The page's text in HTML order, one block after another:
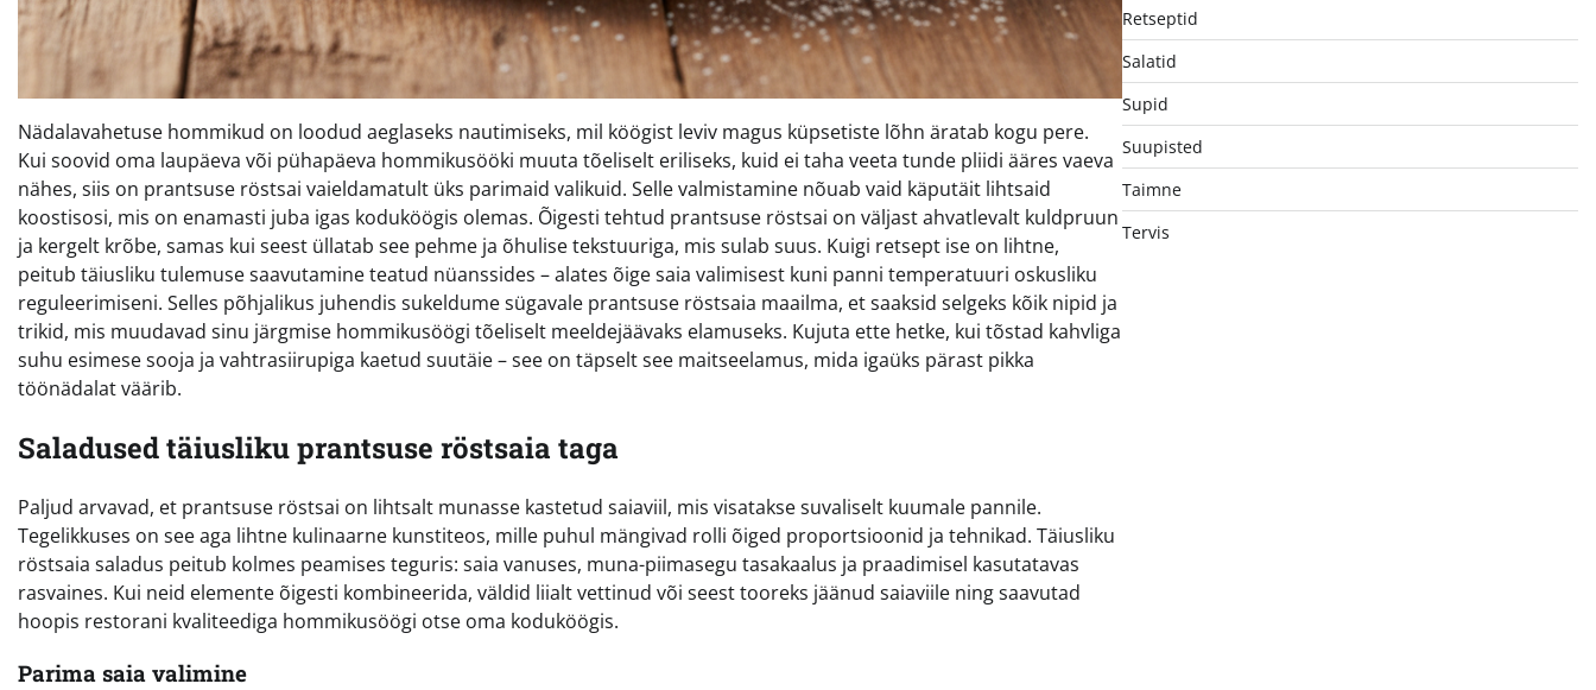
Nädalavahetuse hommikud on loodud aeglaseks nautimiseks, mil köögist leviv magus küpsetiste lõhn äratab kogu pere.
Kui soovid oma laupäeva või pühapäeva hommikusööki muuta tõeliselt eriliseks, kuid ei taha veeta tunde pliidi ääres vaeva
nähes, siis on prantsuse röstsai vaieldamatult üks parimaid valikuid. Selle valmistamine nõuab vaid käputäit lihtsaid
koostisosi, mis on enamasti juba igas koduköögis olemas. Õigesti tehtud prantsuse röstsai on väljast ahvatlevalt kuldpruun
ja kergelt krõbe, samas kui seest üllatab see pehme ja õhulise tekstuuriga, mis sulab suus. Kuigi retsept ise on lihtne,
peitub täiusliku tulemuse saavutamine teatud nüanssides – alates õige saia valimisest kuni panni temperatuuri oskusliku
reguleerimiseni. Selles põhjalikus juhendis sukeldume sügavale prantsuse röstsaia maailma, et saaksid selgeks kõik nipid ja
trikid, mis muudavad sinu järgmise hommikusöögi tõeliselt meeldejäävaks elamuseks. Kujuta ette hetke, kui tõstad kahvliga
suhu esimese sooja ja vahtrasiirupiga kaetud suutäie – see on täpselt see maitseelamus, mida igaüks pärast pikka
töönädalat väärib.
Saladused täiusliku prantsuse röstsaia taga
Paljud arvavad, et prantsuse röstsai on lihtsalt munasse kastetud saiaviil, mis visatakse suvaliselt kuumale pannile.
Tegelikkuses on see aga lihtne kulinaarne kunstiteos, mille puhul mängivad rolli õiged proportsioonid ja tehnikad. Täiusliku
röstsaia saladus peitub kolmes peamises teguris: saia vanuses, muna-piimasegu tasakaalus ja praadimisel kasutatavas
rasvaines. Kui neid elemente õigesti kombineerida, väldid liialt vettinud või seest tooreks jäänud saiaviile ning saavutad
hoopis restorani kvaliteediga hommikusöögi otse oma koduköögis.
Parima saia valimine
Retseptid
Salatid
Supid
Suupisted
Taimne
Tervis